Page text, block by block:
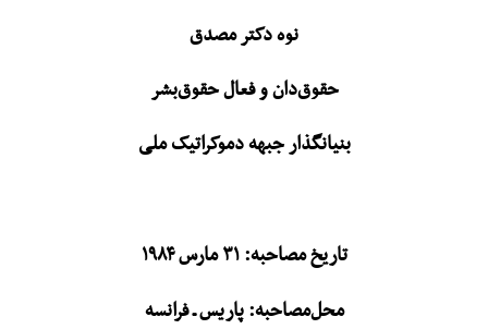
نوه دکتر مصدق
حقوق‌دان و فعال حقوق‌بشر
بنیانگذار جبهه دموکراتیک ملی
تاریخ مصاحبه: ۳۱ مارس ۱۹۸۴
محل‌مصاحبه: پاریس ـ فرانسه